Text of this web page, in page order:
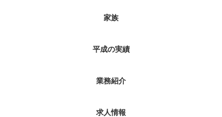
家族
平成の実績
業務紹介
求人情報